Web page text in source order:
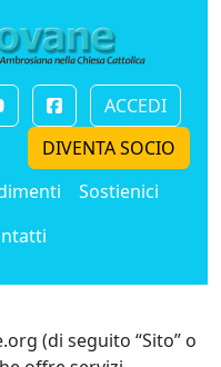
ACCEDI
DIVENTA SOCIO
Sostienici
(di seguito “Sito” o